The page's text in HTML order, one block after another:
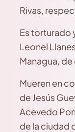
Rivas,
Es torturado
Leonel
Managua,
Mueren en
de Jesús
Acevedo
de la ciudad